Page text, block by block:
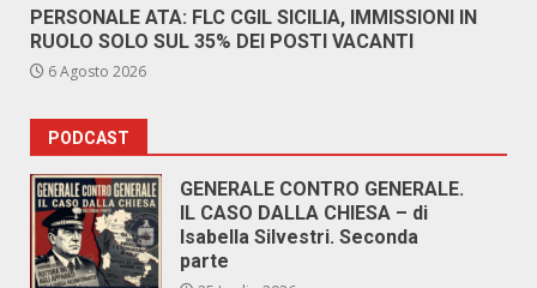
PERSONALE ATA: FLC CGIL SICILIA, IMMISSIONI IN
RUOLO SOLO SUL 35% DEI POSTI VACANTI
6 Agosto 2026
PODCAST
GENERALE CONTRO GENERALE.
IL CASO DALLA CHIESA – di
Isabella Silvestri. Seconda
parte